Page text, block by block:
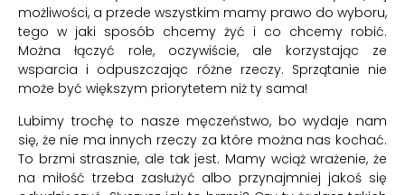
możliwości, a przede wszystkim mamy prawo do wyboru,
tego w jaki sposób chcemy żyć i co chcemy robić.
Można łączyć role, oczywiście, ale korzystając ze
wsparcia i odpuszczając różne rzeczy. Sprzątanie nie
może być większym priorytetem niż ty sama!
Lubimy trochę to nasze męczeństwo, bo wydaje nam
się, że nie ma innych rzeczy za które można nas kochać.
To brzmi strasznie, ale tak jest. Mamy wciąż wrażenie, że
na miłość trzeba zasłużyć albo przynajmniej jakoś się